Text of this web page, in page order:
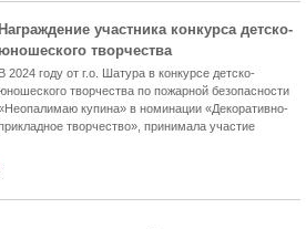
Награждение участника конкурса детско-
юношеского творчества
В 2024 году от г.о. Шатура в конкурсе детско-
творчества по пожарной безопасности
купина» в номинации «Декоративно-
творчество», принимала участие